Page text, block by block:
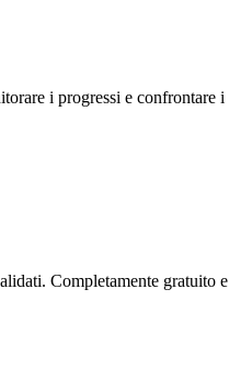
i progressi e confrontare i
Completamente gratuito e